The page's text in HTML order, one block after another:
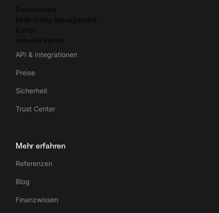
Procurement
Multi-Entity-Management
Karten
Virtuelle Karten
API & Integrationen
Preise
Sicherheit
Trust Center
Mehr erfahren
Referenzen
Blog
Finanzwissen